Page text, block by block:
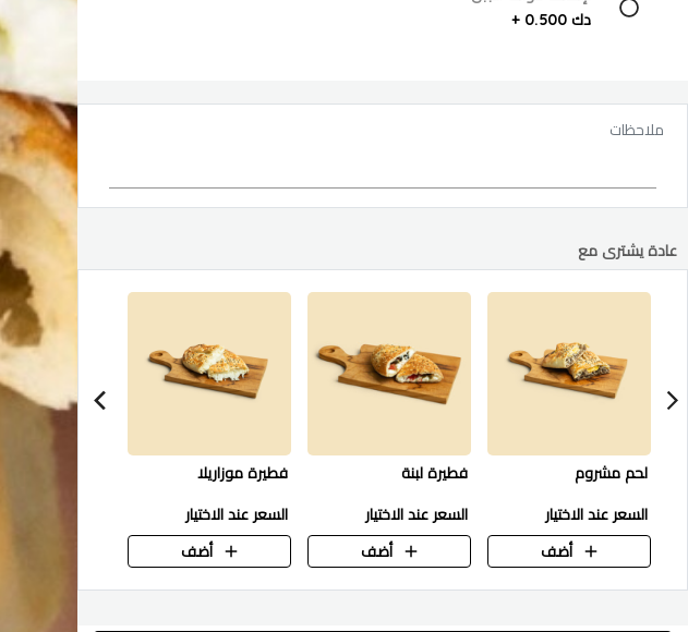
دك 0.500 +
ملاحظات
عادة يشترى مع
لحم مشروم
السعر عند الاختيار
أضف
فطيرة لبنة
السعر عند الاختيار
أضف
فطيرة موزاريلا
السعر عند الاختيار
أضف